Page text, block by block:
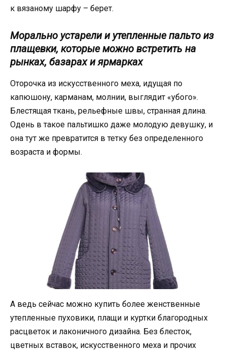
к вязаному шарфу – берет.
Морально устарели и утепленные пальто из
плащевки, которые можно встретить на
рынках, базарах и ярмарках
Оторочка из искусственного меха, идущая по
капюшону, карманам, молнии, выглядит «убого».
Блестящая ткань, рельефные швы, странная длина.
Одень в такое пальтишко даже молодую девушку, и
она тут же превратится в тетку без определенного
возраста и формы.
А ведь сейчас можно купить более женственные
утепленные пуховики, плащи и куртки благородных
расцветок и лаконичного дизайна. Без блесток,
цветных вставок, искусственного меха и прочих